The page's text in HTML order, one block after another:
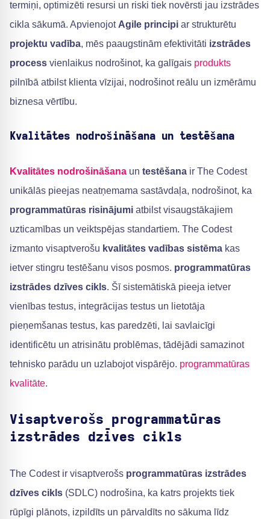
termiņi, optimizēti resursi un riski tiek novērsti jau izstrādes
cikla sākumā. Apvienojot Agile principi ar strukturētu
projektu vadība, mēs paaugstinām efektivitāti izstrādes
process vienlaikus nodrošinot, ka galīgais produkts
pilnībā atbilst klienta vīzijai, nodrošinot reālu un izmērāmu
biznesa vērtību.
Kvalitātes nodrošināšana un testēšana
Kvalitātes nodrošināšana un testēšana ir The Codest
unikālās pieejas neatņemama sastāvdaļa, nodrošinot, ka
programmatūras risinājumi atbilst visaugstākajiem
uzticamības un veiktspējas standartiem. The Codest
izmanto visaptverošu kvalitātes vadības sistēma kas
ietver stingru testēšanu visos posmos. programmatūras
izstrādes dzīves cikls. Šī sistemātiskā pieeja ietver
vienības testus, integrācijas testus un lietotāja
pieņemšanas testus, kas paredzēti, lai savlaicīgi
identificētu un atrisinātu problēmas, tādējādi samazinot
tehnisko parādu un uzlabojot vispārējo. programmatūras
kvalitāte.
Visaptverošs programmatūras
izstrādes dzīves cikls
The Codest ir visaptverošs programmatūras izstrādes
dzīves cikls (SDLC) nodrošina, ka katrs projekts tiek
rūpīgi plānots, izpildīts un pārvaldīts no sākuma līdz